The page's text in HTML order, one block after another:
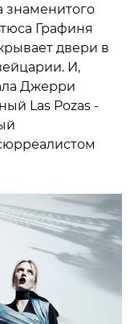
Графиня
двери в
Джерри